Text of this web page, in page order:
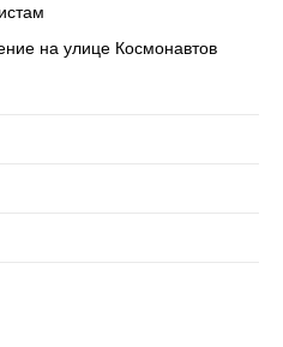
на улице Космонавтов